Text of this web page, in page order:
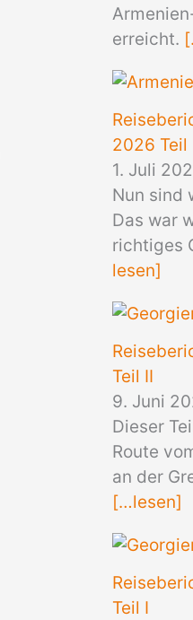
erreicht.
2026 Teil
1. Juli
Nun sind
Das war
richtiges
lesen]
Teil II
9. Juni
Dieser
Route
an der
[…lesen]
Teil I